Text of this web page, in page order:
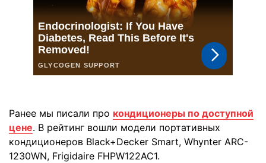
Ранее мы писали про кондиционеры по доступной
цене. В рейтинг вошли модели портативных
кондиционеров Black+Decker Smart, Whynter ARC-
1230WN, Frigidaire FHPW122AC1.